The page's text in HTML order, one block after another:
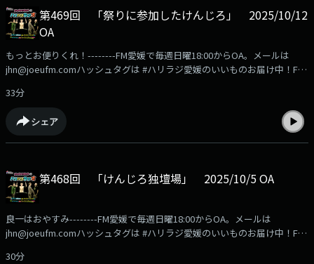
第469回 「祭りに参加したけんじろ」 2025/10/12
OA
もっとお便りくれ！--------FM愛媛で毎週日曜18:00からOA。メールは
jhn@joeufm.comハッシュタグは #ハリラジ愛媛のいいものお届け中！FM
https://fmmarche.jp/?
utm_source=podcast&utm_medium=referral&utm_campaign=hariradi
33分
シェア
第468回 「けんじろ独壇場」 2025/10/5 OA
良一はおやすみ--------FM愛媛で毎週日曜18:00からOA。メールは
jhn@joeufm.comハッシュタグは #ハリラジ愛媛のいいものお届け中！FM
https://fmmarche.jp/?
30分